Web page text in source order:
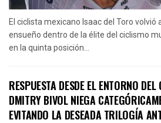
El ciclista mexicano Isaac del Toro
ensueño dentro de la élite del ciclismo
en la quinta posición...
RESPUESTA DESDE EL ENTORNO
DMITRY BIVOL NIEGA
EVITANDO LA DESEADA TRILOGÍA